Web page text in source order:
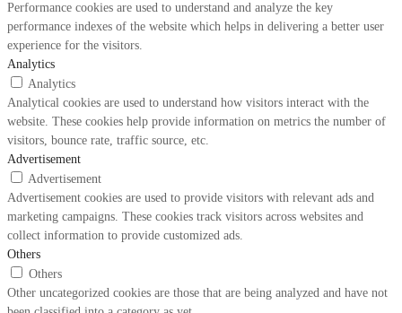
Performance cookies are used to understand and analyze the key
performance indexes of the website which helps in delivering a better user
experience for the visitors.
Analytics
Analytics
Analytical cookies are used to understand how visitors interact with the
website. These cookies help provide information on metrics the number of
visitors, bounce rate, traffic source, etc.
Advertisement
Advertisement
Advertisement cookies are used to provide visitors with relevant ads and
marketing campaigns. These cookies track visitors across websites and
collect information to provide customized ads.
Others
Others
Other uncategorized cookies are those that are being analyzed and have not